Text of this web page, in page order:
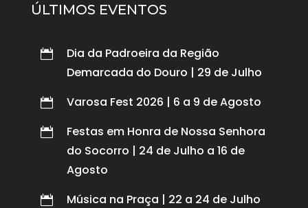
ÚLTIMOS EVENTOS

Dia da Padroeira da Região
Demarcada do Douro | 29 de Julho
 Varosa Fest 2026 | 6 a 9 de Agosto

Festas em Honra de Nossa Senhora
do Socorro | 24 de Julho a 16 de
Agosto
 Música na Praça | 22 a 24 de Julho